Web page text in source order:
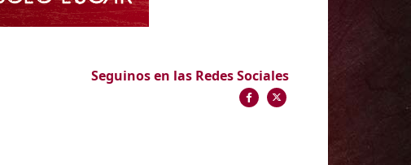
Seguinos en las Redes Sociales